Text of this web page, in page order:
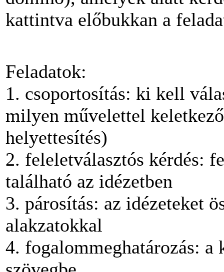
kattintva előbukkan a
Feladatok:
1. csoportosítás: ki kell
milyen művelettel
helyettesítés)
2. feleletválasztós kérdés:
található az idézetben
3. párosítás: az idézeteket
alakzatokkal
4. fogalommeghatározás: